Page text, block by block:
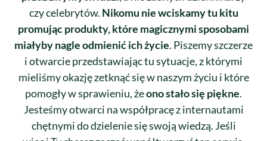
czy celebrytów. Nikomu nie wciskamy tu kitu
promując produkty, które magicznymi sposobami
miałyby nagle odmienić ich życie. Piszemy szczerze
i otwarcie przedstawiając tu sytuacje, z którymi
mieliśmy okazję zetknąć się w naszym życiu i które
pomogły w sprawieniu, żeono stało się piękne.
Jesteśmy otwarci na współpracę z internautami
chętnymi do dzielenie się swoją wiedzą. Jeśli